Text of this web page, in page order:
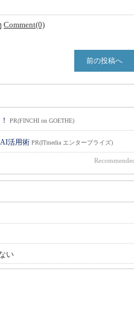
Comment(0)
前の投稿へ
PR(FINCHI on GOETHE)
活用術 PR(ITmedia エンタープライズ)
い